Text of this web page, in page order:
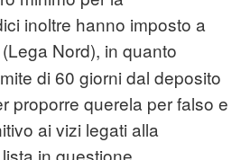
inoltre hanno imposto a
(Lega Nord), in quanto
di 60 giorni dal deposito
proporre querela per falso e
ai vizi legati alla